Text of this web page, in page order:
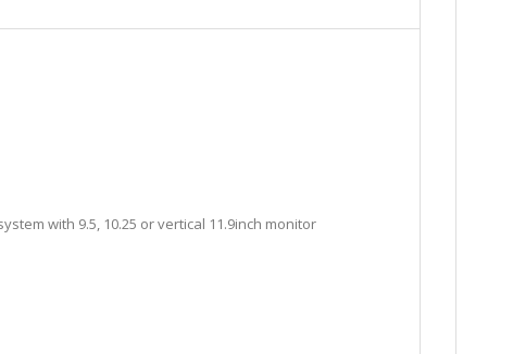
with 9.5, 10.25 or vertical 11.9inch monitor